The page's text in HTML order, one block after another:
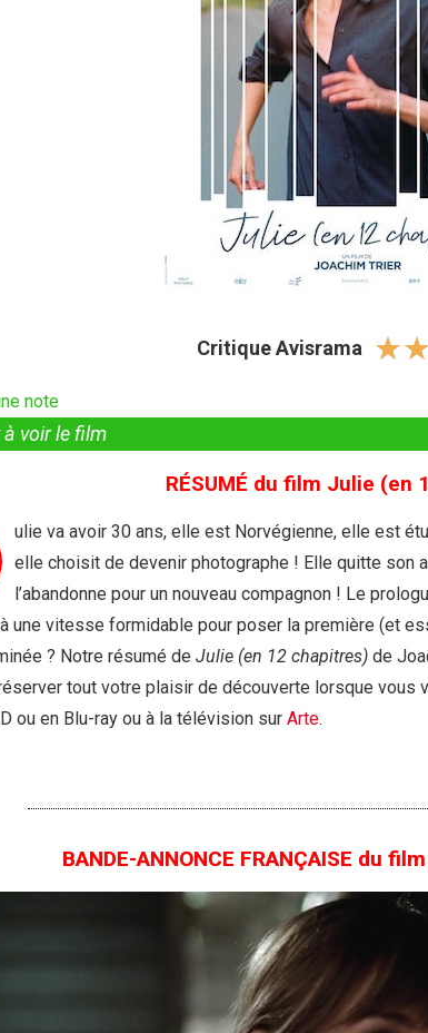
Critique Avisrama ☆☆
note
voir le film
RÉSUMÉ du film Julie (en
ulie va avoir 30 ans, elle est Norvégienne, elle est
elle choisit de devenir photographe ! Elle quitte son
l’abandonne pour un nouveau compagnon ! Le
une vitesse formidable pour poser la première (et
? Notre résumé de Julie (en 12 chapitres) de
tout votre plaisir de découverte lorsque vous
ou en Blu-ray ou à la télévision sur Arte.
BANDE-ANNONCE FRANÇAISE du